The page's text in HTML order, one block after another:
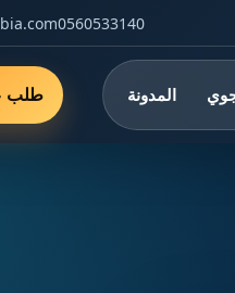
0560533140
المدونة طلب